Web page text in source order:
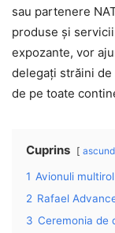
sau partenere
produse și
expozante, vor
delegați străini
de pe toate
Cuprins
1 Avionuli
2 Rafael
3 Ceremonia de